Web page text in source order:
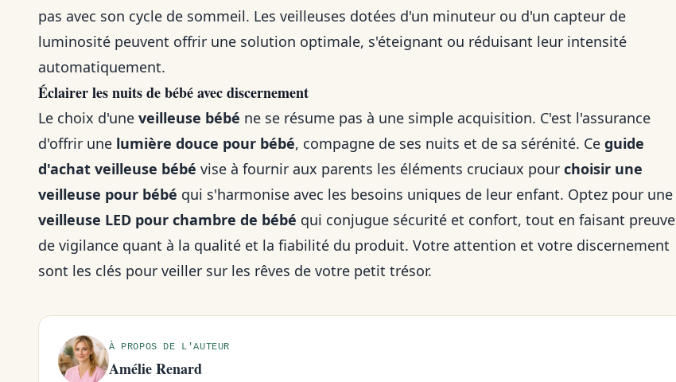
pas avec son cycle de sommeil. Les veilleuses dotées d'un minuteur ou d'un capteur de
luminosité peuvent offrir une solution optimale, s'éteignant ou réduisant leur intensité
automatiquement.
Éclairer les nuits de bébé avec discernement
Le choix d'une veilleuse bébé ne se résume pas à une simple acquisition. C'est l'assurance
d'offrir une lumière douce pour bébé, compagne de ses nuits et de sa sérénité. Ce guide
d'achat veilleuse bébé vise à fournir aux parents les éléments cruciaux pour choisir une
veilleuse pour bébé qui s'harmonise avec les besoins uniques de leur enfant. Optez pour une
veilleuse LED pour chambre de bébé qui conjugue sécurité et confort, tout en faisant preuve
de vigilance quant à la qualité et la fiabilité du produit. Votre attention et votre discernement
sont les clés pour veiller sur les rêves de votre petit trésor.
À PROPOS DE L'AUTEUR
Amélie Renard